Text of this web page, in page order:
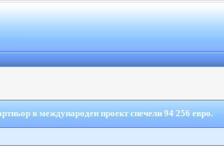
в международен проект спечели 94 256 евро.